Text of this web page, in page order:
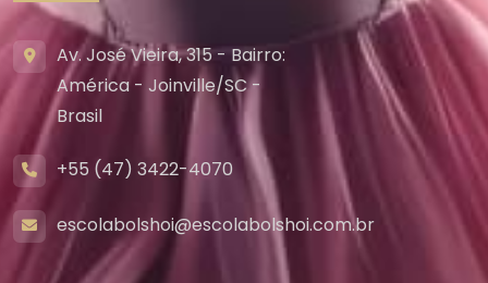
Av. José Vieira, 315 - Bairro:
América - Joinville/SC -
Brasil
+55 (47) 3422-4070
escolabolshoi@escolabolshoi.com.br